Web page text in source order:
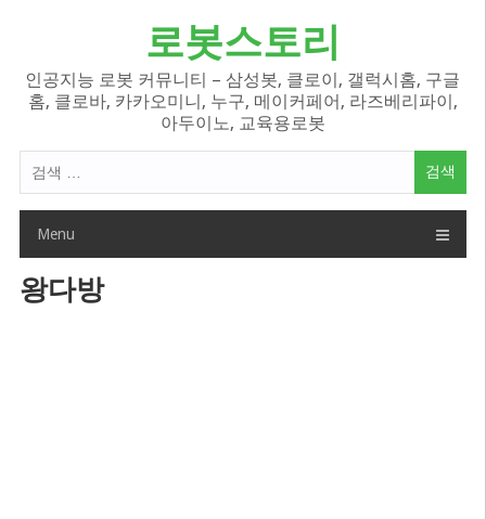
로봇스토리
인공지능 로봇 커뮤니티 – 삼성봇, 클로이, 갤럭시홈, 구글
홈, 클로바, 카카오미니, 누구, 메이커페어, 라즈베리파이,
아두이노, 교육용로봇
색
Menu
왕다방